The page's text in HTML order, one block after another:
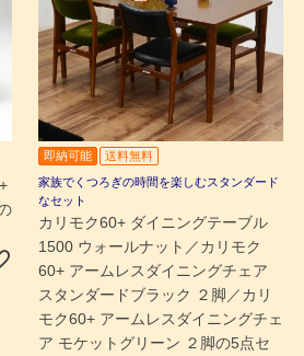
即納可能
送料無料
家族でくつろぎの時間を楽しむスタンダード
なセット
カリモク60+ ダイニングテーブル
1500 ウォールナット／カリモク
60+ アームレスダイニングチェア
スタンダードブラック ２脚／カリ
モク60+ アームレスダイニングチェ
ア モケットグリーン ２脚の5点セ